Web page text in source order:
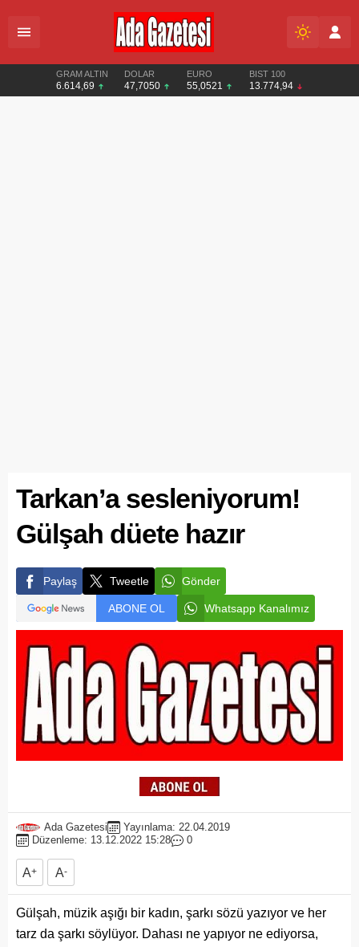
GRAM ALTIN
6.614,69
DOLAR
47,7050
EURO
55,0521
BIST 100
13.774,94
Tarkan’a sesleniyorum!
Gülşah düete hazır
Paylaş Tweetle Gönder
ABONE OL Whatsapp Kanalımız
Ada Gazetesi
Yayınlama: 22.04.2019
Düzenleme: 13.12.2022 15:28
0
A+ A-
Gülşah, müzik aşığı bir kadın, şarkı sözü yazıyor ve her
tarz da şarkı söylüyor. Dahası ne yapıyor ne ediyorsa,